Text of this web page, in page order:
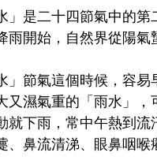
」是二十四節氣中的
雨開始，自然界從陽氣
」節氣這個時候，容
又濕氣重的「雨水」，
就下雨，常中午熱到流
、鼻流清涕、眼鼻咽喉